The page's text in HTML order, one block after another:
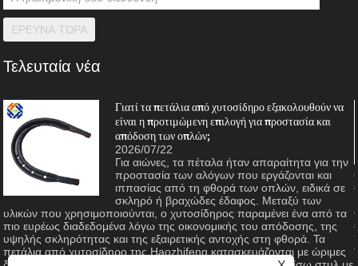
Τελευταία νέα
Γιατί τα πετάλια από χυτοσίδηρο εξακολουθούν να
είναι η προτιμώμενη επιλογή για προστασία και
απόδοση των οπλών;
2026/07/22
Για αιώνες, τα πέταλα ήταν απαραίτητα για την
προστασία των αλόγων που εργάζονται και
ιππασίας από τη φθορά των οπλών, ειδικά σε
σκληρό ή βραχώδες έδαφος. Μεταξύ των
υλικών που χρησιμοποιούνται, ο χυτοσίδηρος παραμένει ένα από τα
πιο ευρέως διαδεδομένα λόγω της οικονομικής του απόδοσης, της
υψηλής σκληρότητας και της εξαιρετικής αντοχής στη φθορά. Τα
πετάλια από χυτοσίδηρο της Haozhifeng κατασκευάζονται με ώριμες